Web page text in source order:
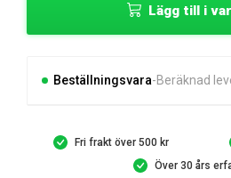
Lägg till i
Beställningsvara Beräknad
Fri frakt över 500 kr
Över 30 års